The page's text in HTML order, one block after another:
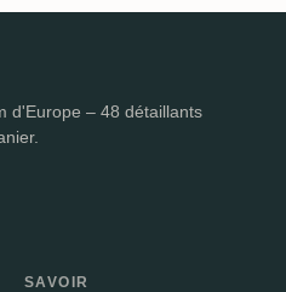
d'Europe – 48 détaillants
SAVOIR